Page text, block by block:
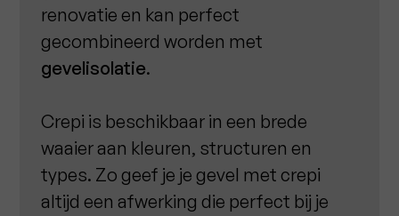
renovatie en kan perfect
gecombineerd worden met
gevelisolatie.
Crepi is beschikbaar in een brede
waaier aan kleuren, structuren en
types. Zo geef je je gevel met crepi
altijd een afwerking die perfect bij je